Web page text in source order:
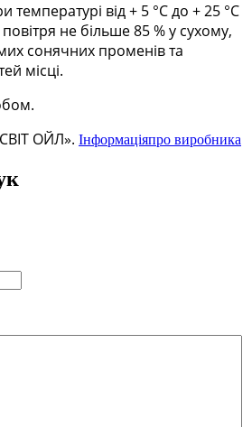
від + 5 °С до + 25 °С
повітря не більше 85 % у сухому,
сонячних променів та
місці.
ОЙЛ». Інформаціяпро виробника